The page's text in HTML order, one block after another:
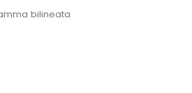
bilineata